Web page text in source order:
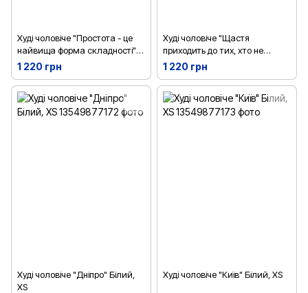
Худі чоловіче "Простота - це
найвища форма складності"
Білий, XS
1 220 грн
Худі чоловіче "Щастя
приходить до тих, хто не
приховує правду від себе"
Білий, XS
1 220 грн
Худі чоловіче "Дніпро" Білий,
XS
Худі чоловіче "Київ" Білий, XS